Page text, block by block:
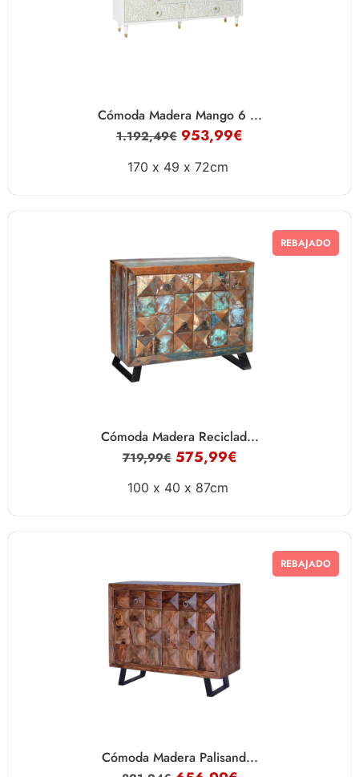
Cómoda Madera Mango 6 ...
1.192,49€ 953,99€
170 x 49 x 72cm
REBAJADO
Cómoda Madera Reciclad...
719,99€ 575,99€
100 x 40 x 87cm
REBAJADO
Cómoda Madera Palisand...